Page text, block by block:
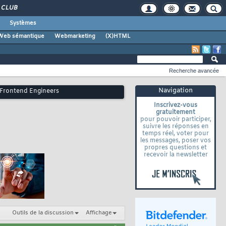
CLUB
Systèmes
sémantique
Webmarketing (X)HTML
Navigation
Inscrivez-vous
gratuitement
pour pouvoir participer,
suivre les réponses en
temps réel, voter pour
les messages, poser vos
propres questions et
recevoir la newsletter
Recherche avancée
Engineers
Outils de la discussion Affichage